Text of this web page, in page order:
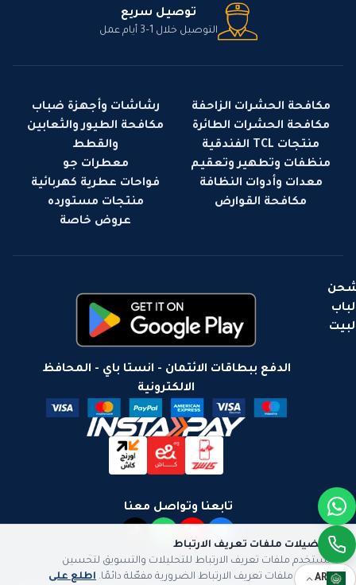
تفضيلات ملفات تعريف الارتباط
نستخدم ملفات تعريف الارتباط للتحليلات والتسويق لتحسين
تجربتك. ملفات تعريف الارتباط الضرورية مفعّلة دائمًا. اطلع على
توصيل سريع
التوصيل خلال 1–3 أيام عمل
مكافحة الحشرات الزاحفة
مكافحة الحشرات الطائرة
منتجات TCL الفندقية
منظفات وتطهير وتعقيم
معدات وأدوات النظافة
مكافحة القوارض
رشاشات وأجهزة ضباب
مكافحة الطيور والثعابين
والقطط
معطرات جو
فواحات عطرية كهربائية
منتجات مستورده
عروض خاصة
لباب
تابعنا وتواصل معنا
الدفع ببطاقات الائتمان - انستا باي - المحافظ
الالكترونية
AR